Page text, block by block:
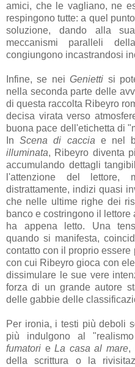
amici, che le vagliano, ne
respingono tutte: a quel
soluzione, dando alla
meccanismi paralleli
congiungono incastrandosi
Infine, se neiGenietti si
nella seconda parte delle
di questa raccolta Ribeyro
decisa virata verso
buona pace dell'etichetta di
InScena di caccia e nel
illuminata, Ribeyro diventa
accumulando dettagli
l'attenzione del
distrattamente, indizi quasi
che nelle ultime righe dei
banco e costringono il
ha appena letto. Una
quando si manifesta,
contatto con il proprio
con cui Ribeyro gioca con
dissimulare le sue vere
forza di un grande autore
delle gabbie delle
Per ironia, i testi più deboli
più indulgono al
fumatori eLa casa al mare,
della scrittura o la